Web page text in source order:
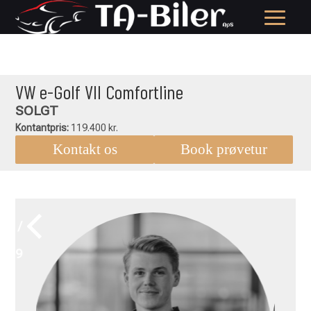
VW e-Golf VII Comfortline
SOLGT
Kontantpris: 119.400 kr.
Kontakt os Book prøvetur
VW